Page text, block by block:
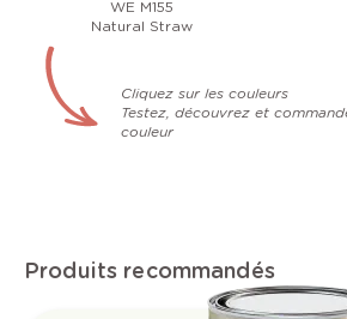
WE M155
Natural Straw
Cliquez sur les couleurs
Testez, découvrez et
couleur
Produits recommandés